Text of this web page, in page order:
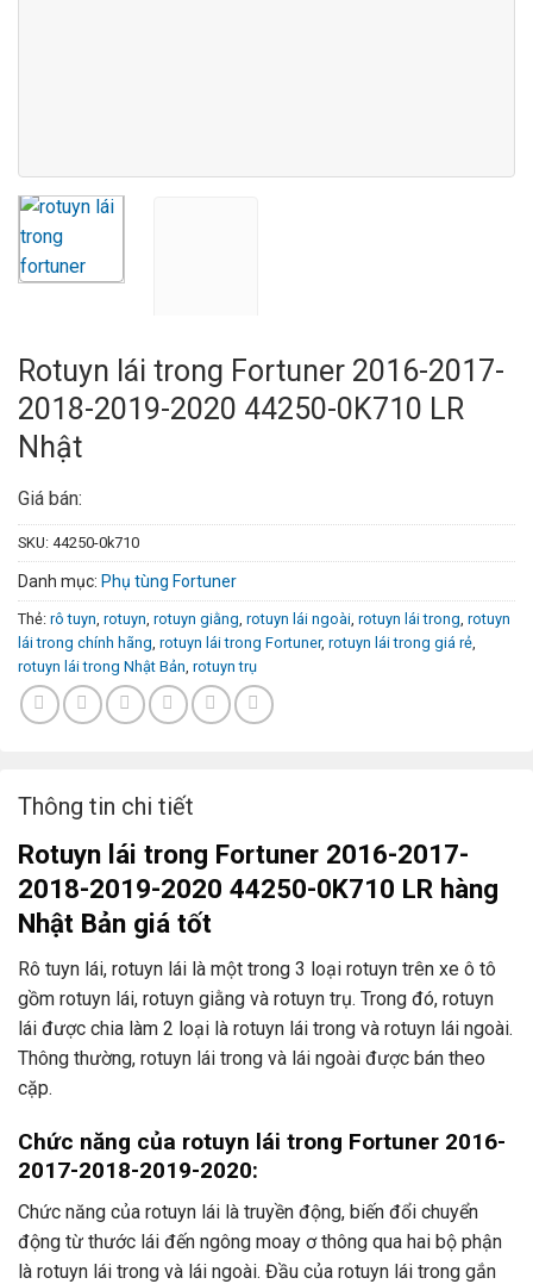
Rotuyn lái trong Fortuner 2016-2017-
2018-2019-2020 44250-0K710 LR
Nhật
Giá bán:
SKU: 44250-0k710
Danh mục: Phụ tùng Fortuner
Thẻ: rô tuyn rotuyn rotuyn giằng rotuyn lái ngoài rotuyn lái trong rotuyn
lái trong chính hãng rotuyn lái trong Fortuner, rotuyn lái trong giá rẻ
rotuyn lái trong Nhật Bản rotuyn trụ
Thông tin chi tiết
Rotuyn lái trong Fortuner 2016-2017-
2018-2019-2020 44250-0K710 LR hàng
Nhật Bản giá tốt
Rô tuyn lái, rotuyn lái là một trong 3 loại rotuyn trên xe ô tô
gồm rotuyn lái, rotuyn giằng và rotuyn trụ. Trong đó, rotuyn
lái được chia làm 2 loại là rotuyn lái trong và rotuyn lái ngoài.
Thông thường, rotuyn lái trong và lái ngoài được bán theo
cặp.
Chức năng của rotuyn lái trong Fortuner 2016-
2017-2018-2019-2020:
Chức năng của rotuyn lái là truyền động, biến đổi chuyển
động từ thước lái đến ngông moay ơ thông qua hai bộ phận
là rotuyn lái trong và lái ngoài. Đầu của rotuyn lái trong gắn